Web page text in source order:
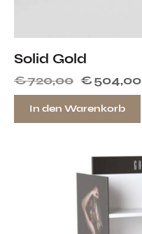
Solid Gold
€720,00 €504,00
In den Warenkorb